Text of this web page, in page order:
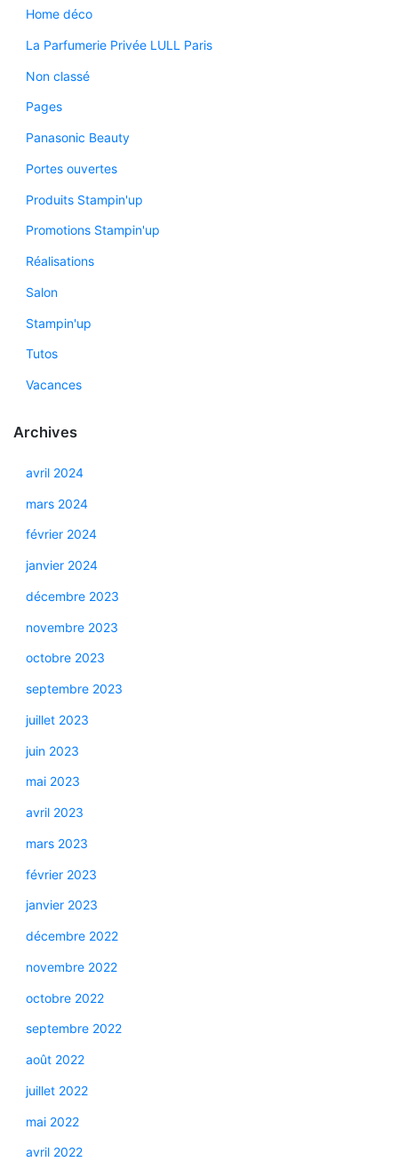
Home déco
La Parfumerie Privée LULL Paris
Non classé
Pages
Panasonic Beauty
Portes ouvertes
Produits Stampin'up
Promotions Stampin'up
Réalisations
Salon
Stampin'up
Tutos
Vacances
Archives
avril 2024
mars 2024
février 2024
janvier 2024
décembre 2023
novembre 2023
octobre 2023
septembre 2023
juillet 2023
juin 2023
mai 2023
avril 2023
mars 2023
février 2023
janvier 2023
décembre 2022
novembre 2022
octobre 2022
septembre 2022
août 2022
juillet 2022
mai 2022
avril 2022